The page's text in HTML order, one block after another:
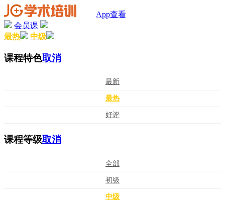
App查看
会员课
最热
中级
课程特色取消
最新
最热
好评
课程等级取消
全部
初级
中级